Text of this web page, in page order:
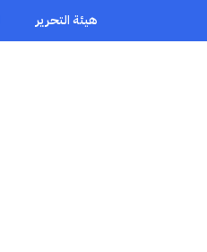
هيئة التحرير